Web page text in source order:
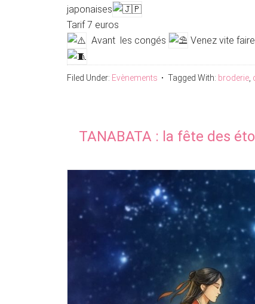
japonaises
Tarif 7 euros
Avant les congés
Venez vite
Filed Under: Evènements Tagged With: broderie
TANABATA : la fête des